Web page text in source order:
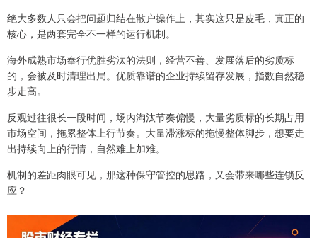
绝大多数人只会把问题归结在散户操作上，其实这只是皮毛，真正的
核心，是两套完全不一样的运行机制。
海外成熟市场奉行优胜劣汰的法则，经营不善、发展落后的劣质标
的，会被及时清理出局。优质靠谱的企业持续留存发展，指数自然稳
步走高。
反观过往很长一段时间，场内淘汰节奏偏慢，大量劣质标的长期占用
市场空间，拖累整体上行节奏。大量滞涨标的拖慢整体脚步，想要走
出持续向上的行情，自然难上加难。
机制的差距肉眼可见，那这种保守管控的思路，又会带来哪些连锁反
应？